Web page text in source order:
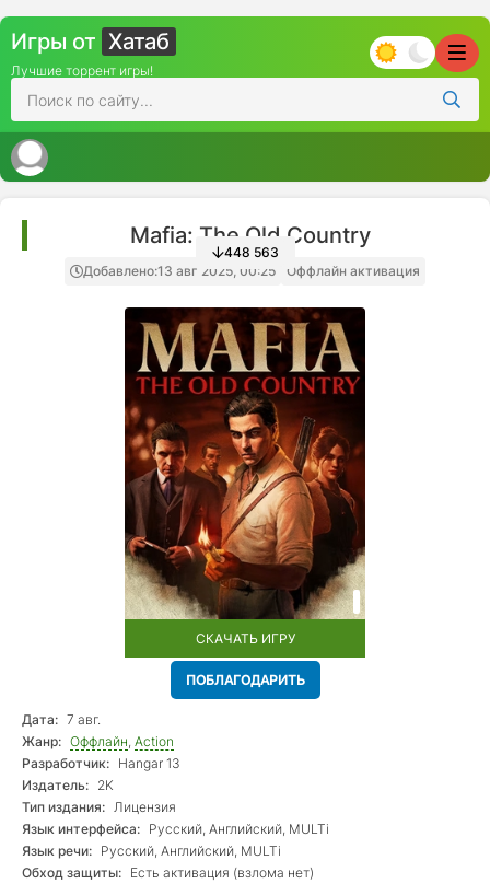
Игры от Хатаб
Лучшие торрент игры!
Mafia: The Old Country
Добавлено:13 авг 2025, 00:25 Оффлайн активация
448 563
СКАЧАТЬ ИГРУ
ПОБЛАГОДАРИТЬ
Дата: 7 авг.
Жанр: Оффлайн, Action
Разработчик: Hangar 13
Издатель: 2K
Тип издания: Лицензия
Язык интерфейса: Русский, Английский, MULTi
Язык речи: Русский, Английский, MULTi
Обход защиты: Есть активация (взлома нет)